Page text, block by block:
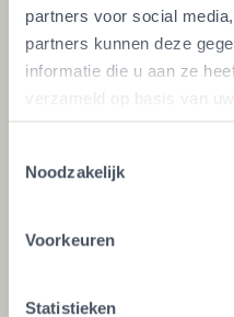
partners voor social
partners kunnen deze
informatie die u aan ze
verzameld op basis van
Noodzakelijk
Voorkeuren
Statistieken